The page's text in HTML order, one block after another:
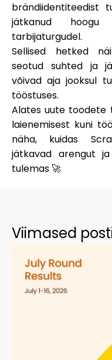
brändiidentiteedist
jätkanud
tarbijaturgudel.
Sellised hetked
seotud suhted ja
võivad aja jooksul
tööstuses.
Alates uute toodete
laienemisest kuni
näha, kuidas
jätkavad arengut
tulemas 🚀
Viimased